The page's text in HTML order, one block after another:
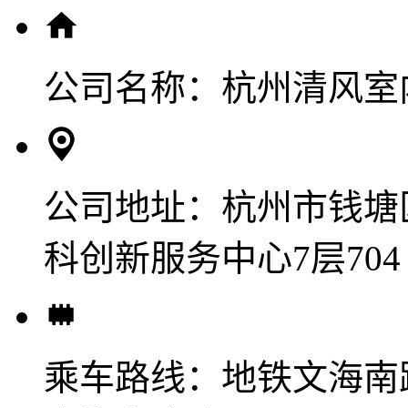
公司名称： 杭州清风
公司地址： 杭州市钱
科创新服务中心7层704
乘车路线： 地铁文海